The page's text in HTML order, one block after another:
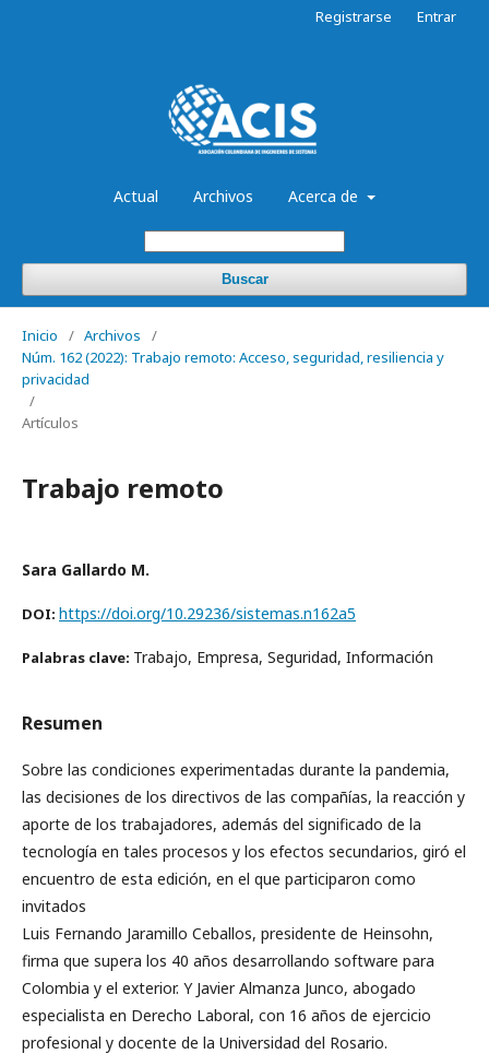
Actual Archivos Acerca de
Buscar
Registrarse Entrar
Inicio / Archivos
/
Núm. 162 (2022): Trabajo remoto: Acceso, seguridad, resiliencia y
privacidad
/
Artículos
Trabajo remoto
Sara Gallardo M.
DOI: https://doi.org/10.29236/sistemas.n162a5
Palabras clave: Trabajo, Empresa, Seguridad, Información
Resumen
Sobre las condiciones experimentadas durante la pandemia,
las decisiones de los directivos de las compañías, la reacción y
aporte de los trabajadores, además del significado de la
tecnología en tales procesos y los efectos secundarios, giró el
encuentro de esta edición, en el que participaron como
invitados
Luis Fernando Jaramillo Ceballos, presidente de Heinsohn,
firma que supera los 40 años desarrollando software para
Colombia y el exterior. Y Javier Almanza Junco, abogado
especialista en Derecho Laboral, con 16 años de ejercicio
profesional y docente de la Universidad del Rosario.